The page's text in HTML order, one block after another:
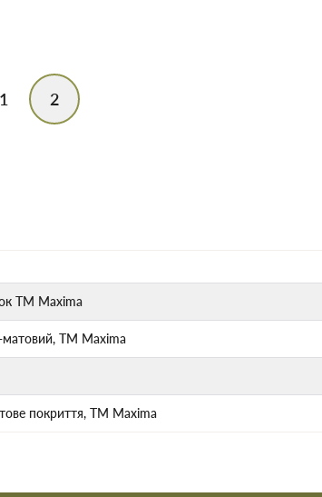
1 2
ТМ Maxima
матовий, ТМ Maxima
покриття, ТМ Maxima